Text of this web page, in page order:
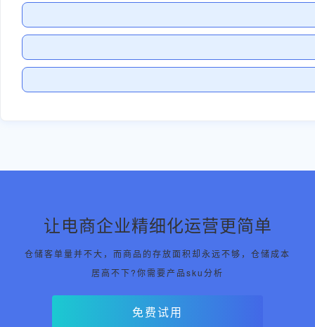
让电商企业精细化运营更简单
仓储客单量并不大，而商品的存放面积却永远不够，仓储成本
居高不下?你需要产品sku分析
免费试用